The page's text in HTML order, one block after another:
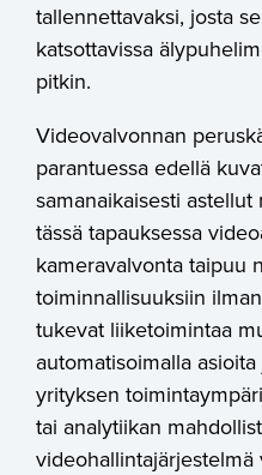
tallennettavaksi, josta
katsottavissa
pitkin.
Videovalvonnan
parantuessa edellä
samanaikaisesti
tässä tapauksessa
kameravalvonta taipuu
toiminnallisuuksiin
tukevat liiketoimintaa
automatisoimalla
yrityksen
tai analytiikan
videohallintajärjestelmä